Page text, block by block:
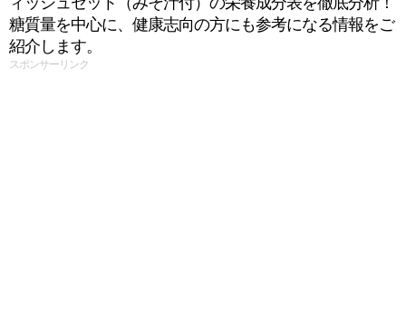
糖質量を中心に、健康志向の方にも参考になる情報をご
紹介します。
スポンサーリンク